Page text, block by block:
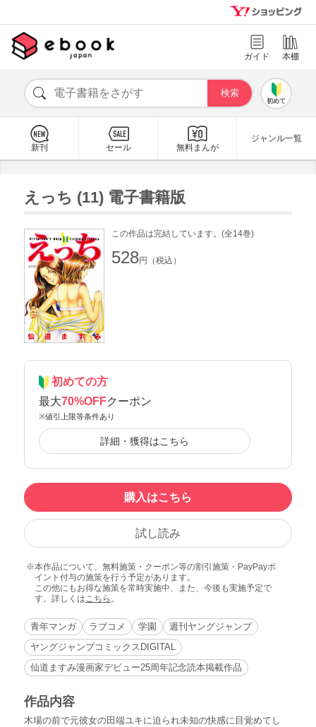
ガイド 本棚
初めて
新刊 セール 無料まんが
ジャンル一覧
えっち (11) 電子書籍版
この作品は完結しています。(全14巻)
528円（税込）
初めての方
最大70%OFFクーポン
※値引上限等条件あり
詳細・獲得はこちら
購入はこちら
試し読み
本作品について、無料施策・クーポン等の割引施策・PayPayポ
イント付与の施策を行う予定があります。
この他にもお得な施策を常時実施中、また、今後も実施予定で
す。詳しくはこちら 。
青年マンガ ラブコメ 学園
週刊ヤングジャンプ
ヤングジャンプコミックスDIGITAL
仙道ますみ漫画家デビュー25周年記念読本掲載作品
作品内容
木場の前で元彼女の田端ユキに迫られ未知の快感に目覚めてし